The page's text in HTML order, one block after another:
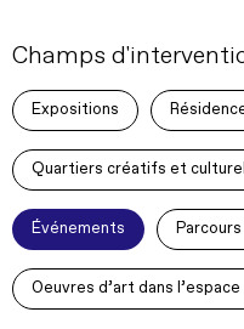
Champs
Expositions
Quartiers créatifs et
Événements
Oeuvres d’art dans